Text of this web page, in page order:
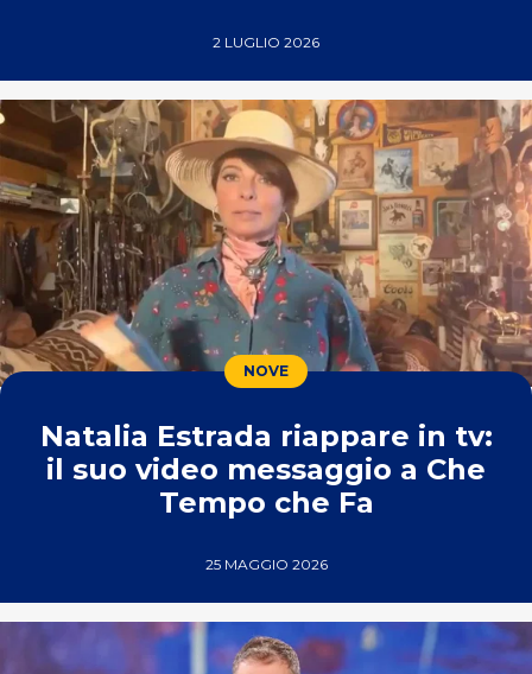
2 LUGLIO 2026
NOVE
Natalia Estrada riappare in tv:
il suo video messaggio a Che
Tempo che Fa
25 MAGGIO 2026